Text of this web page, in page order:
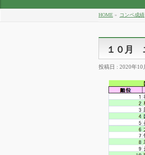
HOME » コンペ成績
１０月
投稿日 : 2020年10